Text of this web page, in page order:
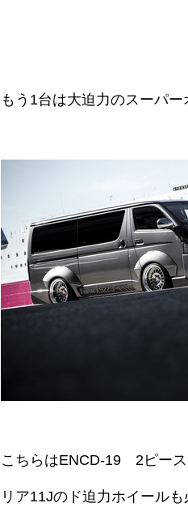
もう1台は大迫力のスーパ
こちらはENCD-19 2ピース
リア11Jのド迫力ホイールも